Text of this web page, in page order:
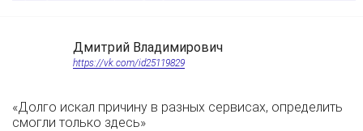
Дмитрий Владимирович
https://vk.com/id25119829
«Долго искал причину в разных сервисах, определить
смогли только здесь»